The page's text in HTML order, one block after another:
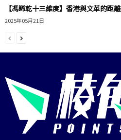
【馮睎乾十三維度】香港與文革的距離
2025年05月21日